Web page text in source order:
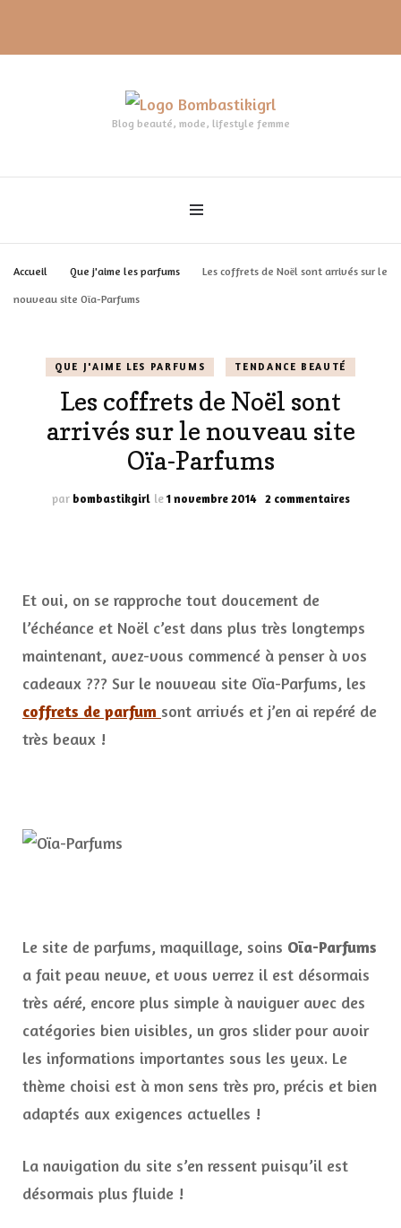
Blog beauté, mode, lifestyle femme
Accueil Que j'aime les parfums Les coffrets de Noël sont arrivés sur le
nouveau site Oïa-Parfums
QUE J'AIME LES PARFUMS TENDANCE BEAUTÉ
Les coffrets de Noël sont
arrivés sur le nouveau site
Oïa-Parfums
par bombastikgirl le1 novembre 2014 2 commentairessur
sur
le
nouveau
site
Parfums
Et oui, on se rapproche tout doucement de
l’échéance et Noël c’est dans plus très longtemps
maintenant, avez-vous commencé à penser à vos
cadeaux ??? Sur le nouveau site Oïa-Parfums, les
coffrets de parfum sont arrivés et j’en ai repéré de
très beaux !
Le site de parfums, maquillage, soins Oïa-Parfums
a fait peau neuve, et vous verrez il est désormais
très aéré, encore plus simple à naviguer avec des
catégories bien visibles, un gros slider pour avoir
les informations importantes sous les yeux. Le
thème choisi est à mon sens très pro, précis et bien
adaptés aux exigences actuelles !
La navigation du site s’en ressent puisqu’il est
désormais plus fluide !